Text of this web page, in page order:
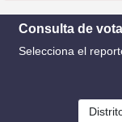
Consulta de
Selecciona el